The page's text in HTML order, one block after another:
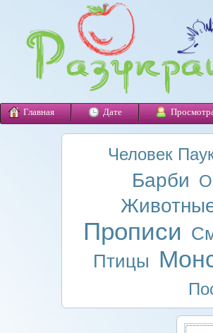
Главная Дате
Человек
Барби
Прописи
Птицы